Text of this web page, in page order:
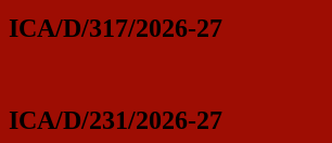
ICA/D/317/2026-27
ICA/D/231/2026-27